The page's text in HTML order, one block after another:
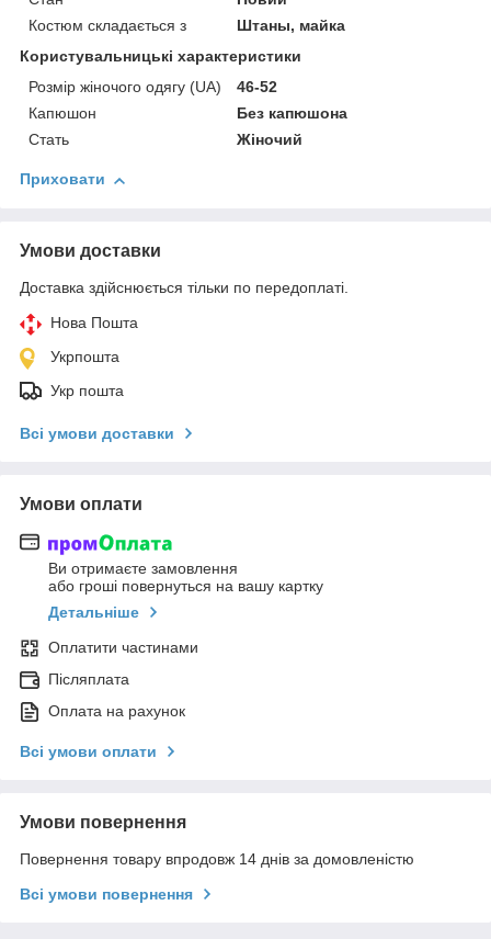
Костюм складається з
Штаны, майка
Користувальницькі характеристики
Розмір жіночого одягу (UA)
46-52
Капюшон
Без капюшона
Стать
Жіночий
Приховати
Умови доставки
Доставка здійснюється тільки по передоплаті.
Нова Пошта
Укрпошта
Укр пошта
Всі умови доставки
Умови оплати
Ви отримаєте замовлення
або гроші повернуться на вашу картку
Детальніше
Оплатити частинами
Післяплата
Оплата на рахунок
Всі умови оплати
Умови повернення
Повернення товару впродовж 14 днів за домовленістю
Всі умови повернення